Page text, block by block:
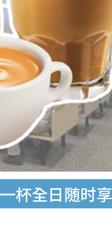
杯全日随时享